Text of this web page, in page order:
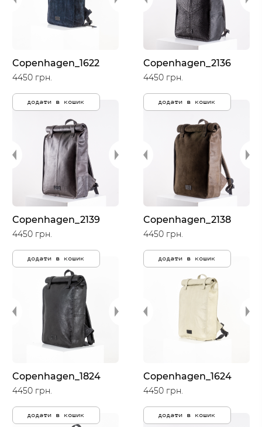
Copenhagen_1622
4450 грн.
додати в кошик
Copenhagen_2136
4450 грн.
додати в кошик
Copenhagen_2139
4450 грн.
додати в кошик
Copenhagen_2138
4450 грн.
додати в кошик
Copenhagen_1824
4450 грн.
додати в кошик
Copenhagen_1624
4450 грн.
додати в кошик